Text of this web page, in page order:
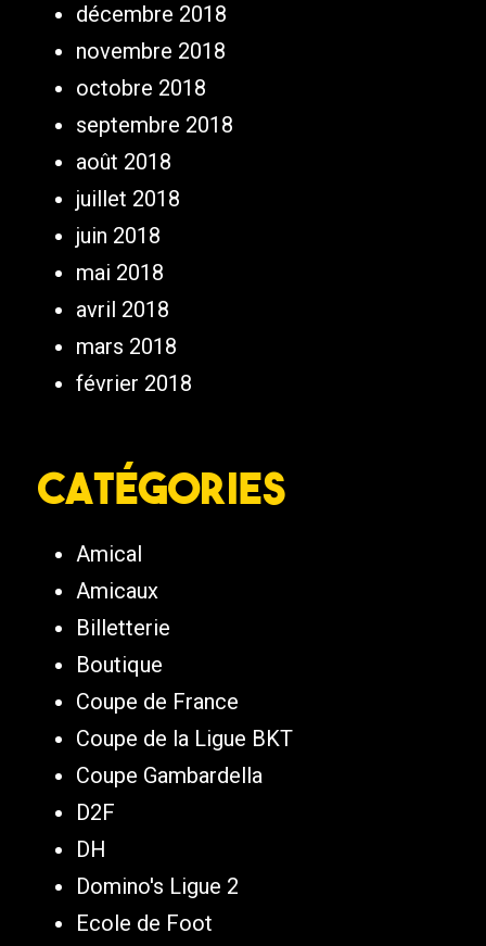
décembre 2018
novembre 2018
octobre 2018
septembre 2018
août 2018
juillet 2018
juin 2018
mai 2018
avril 2018
mars 2018
février 2018
Catégories
Amical
Amicaux
Billetterie
Boutique
Coupe de France
Coupe de la Ligue BKT
Coupe Gambardella
D2F
DH
Domino's Ligue 2
Ecole de Foot